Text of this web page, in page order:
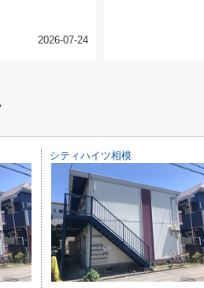
2026-07-24
シティハイツ相模